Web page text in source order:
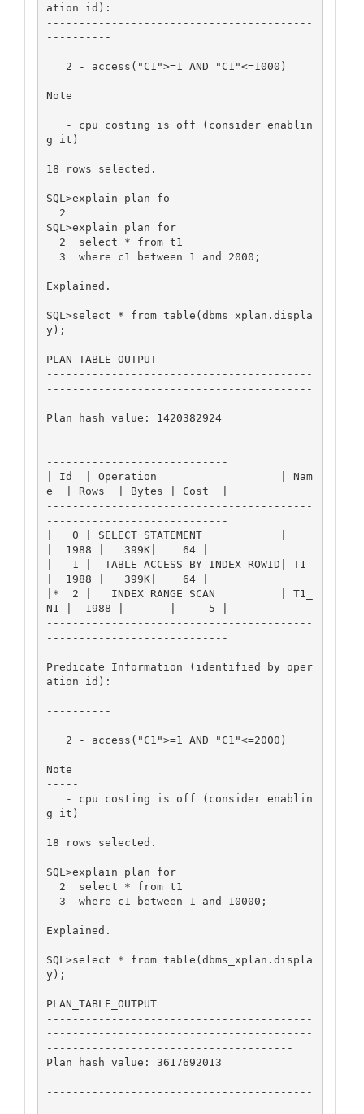
ation id):
-----------------------------------------
----------
Note
-----
g it)
18 rows selected.
SQL>explain plan fo
SQL>explain plan for
Explained.
SQL>select * from table(dbms_xplan.displa
y);
PLAN_TABLE_OUTPUT
-----------------------------------------
-----------------------------------------
--------------------------------------
Plan hash value: 1420382924
-----------------------------------------
----------------------------
| Id  | Operation                   | Nam
e  | Rows  | Bytes | Cost  |
-----------------------------------------
----------------------------
|   0 | SELECT STATEMENT            |
|  1988 |   399K|    64 |
|   1 |  TABLE ACCESS BY INDEX ROWID| T1
|  1988 |   399K|    64 |
|*  2 |   INDEX RANGE SCAN          | T1_
N1 |  1988 |       |     5 |
-----------------------------------------
----------------------------
Predicate Information (identified by oper
ation id):
-----------------------------------------
----------
Note
-----
g it)
18 rows selected.
SQL>explain plan for
Explained.
SQL>select * from table(dbms_xplan.displa
y);
PLAN_TABLE_OUTPUT
-----------------------------------------
-----------------------------------------
--------------------------------------
Plan hash value: 3617692013
-----------------------------------------
-----------------